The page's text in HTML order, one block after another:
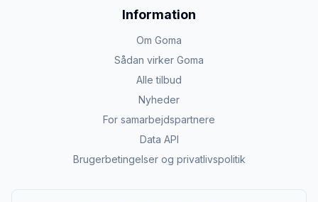
Information
Om Goma
Sådan virker Goma
Alle tilbud
Nyheder
For samarbejdspartnere
Data API
Brugerbetingelser og privatlivspolitik